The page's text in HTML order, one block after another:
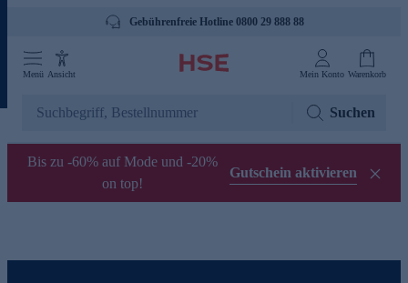
Gebührenfreie Hotline 0800 29 888 88
Menü Ansicht Mein Konto Warenkorb
Suchen
Bis zu -60% auf Mode und -20%
on top!
Gutschein aktivieren